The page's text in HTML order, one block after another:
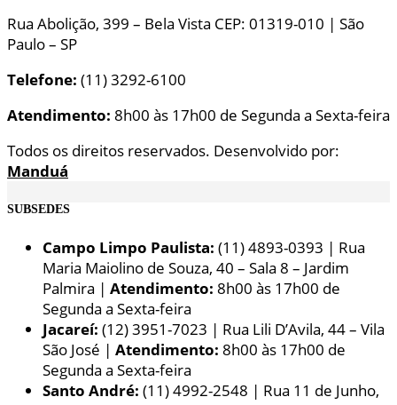
Rua Abolição, 399 – Bela Vista CEP: 01319-010 | São
Paulo – SP
Telefone: (11) 3292-6100
Atendimento: 8h00 às 17h00 de Segunda a Sexta-feira
Todos os direitos reservados. Desenvolvido por:
Manduá
SUBSEDES
Campo Limpo Paulista: (11) 4893-0393 | Rua
Maria Maiolino de Souza, 40 – Sala 8 – Jardim
Palmira | Atendimento: 8h00 às 17h00 de
Segunda a Sexta-feira
Jacareí: (12) 3951-7023 | Rua Lili D’Avila, 44 – Vila
São José | Atendimento: 8h00 às 17h00 de
Segunda a Sexta-feira
Santo André: (11) 4992-2548 | Rua 11 de Junho,